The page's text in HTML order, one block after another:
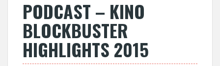
PODCAST – KINO
BLOCKBUSTER
HIGHLIGHTS 2015